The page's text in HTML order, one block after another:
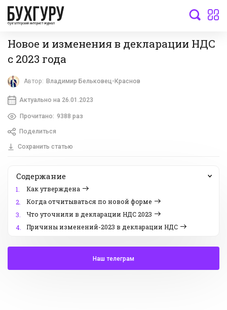
бухгалтерский интернет-журнал
Новое и изменения в декларации НДС
с 2023 года
Автор: Владимир Бельковец-Краснов
Актуально на 26.01.2023
Прочитано: 9388 раз
Поделиться
Сохранить статью
Содержание
1.
Как утверждена
2.
Когда отчитываться по новой форме
3.
Что уточнили в декларации НДС 2023
4.
Причины изменений-2023 в декларации НДС
Наш телеграм